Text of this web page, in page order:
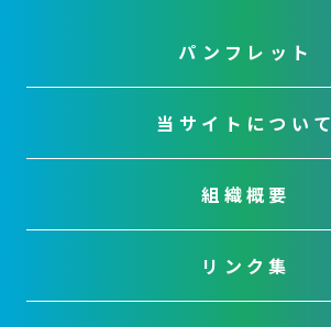
パンフレット
当サイトについて
組織概要
リンク集